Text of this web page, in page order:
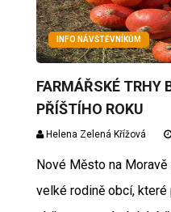
INFO NÁVŠTĚVNÍKŮM
FARMÁŘSKÉ TRHY
PŘÍŠTÍHO ROKU
Helena Zelená Křížová
Nové Město na
velké rodině obcí,